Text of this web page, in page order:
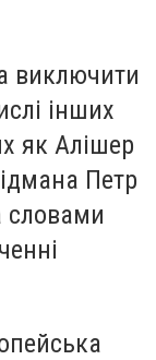
виключити
інших
як Алішер
Петр
словами